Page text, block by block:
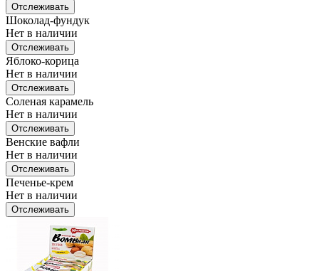
Отслеживать
Шоколад-фундук
Нет в наличии
Отслеживать
Яблоко-корица
Нет в наличии
Отслеживать
Соленая карамель
Нет в наличии
Отслеживать
Венские вафли
Нет в наличии
Отслеживать
Печенье-крем
Нет в наличии
Отслеживать